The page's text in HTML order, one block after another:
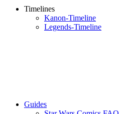
Timelines
Kanon-Timeline
Legends-Timeline
Guides